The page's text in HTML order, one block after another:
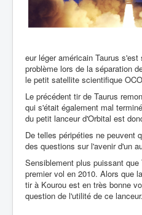
eur léger américain Taurus
problème lors de la séparation
le petit satellite scientifique
Le précédent tir de Taurus
qui s'était également mal
du petit lanceur d'Orbital est
De telles péripéties ne peuvent
des questions sur l'avenir d'un
Sensiblement plus puissant
premier vol en 2010. Alors que
tir à Kourou est en très bonne
question de l'utilité de ce lanceur.